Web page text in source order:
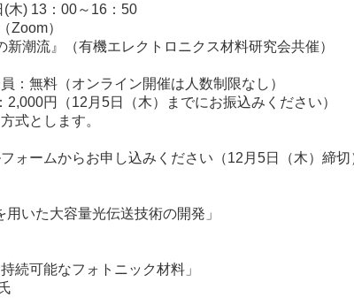
(木) 13：00～16：50
Zoom）
新潮流』（有機エレクトロニクス材料研究会共催）
：無料（オンライン開催は人数制限なし）
円（12月5日（木）までにお振込みください）
式とします。
ォームからお申し込みください（12月5日（木）締切
用いた大容量光伝送技術の開発」
続可能なフォトニック材料」